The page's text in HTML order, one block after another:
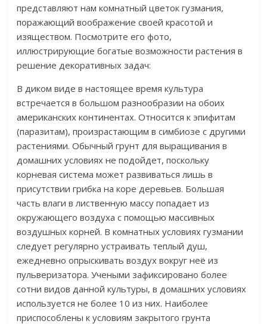
представляют нам комнатный цветок гузмания,
поражающий воображение своей красотой и
изяществом. Посмотрите его фото,
иллюстрирующие богатые возможности растения в
решение декоративных задач:
В диком виде в настоящее время культура
встречается в большом разнообразии на обоих
американских континентах. Относится к эпифитам
(паразитам), произрастающим в симбиозе с другими
растениями. Обычный грунт для выращивания в
домашних условиях не подойдет, поскольку
корневая система может развиваться лишь в
присутствии грибка на коре деревьев. Большая
часть влаги в лиственную массу попадает из
окружающего воздуха с помощью массивных
воздушных корней. В комнатных условиях гузмании
следует регулярно устраивать теплый душ,
ежедневно опрыскивать воздух вокруг неё из
пульверизатора. Учеными зафиксировано более
сотни видов данной культуры, в домашних условиях
используется не более 10 из них. Наиболее
приспособлены к условиям закрытого грунта